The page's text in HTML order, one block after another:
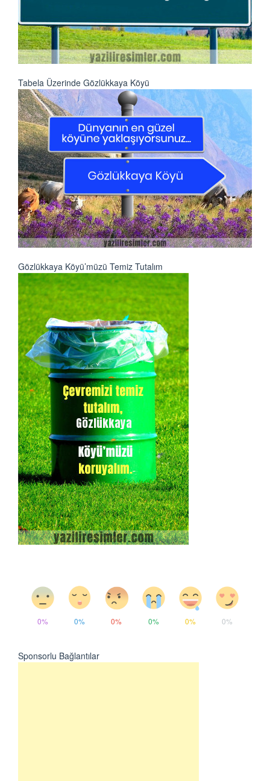
Tabela Üzerinde Gözlükkaya Köyü
Gözlükkaya Köyü’müzü Temiz Tutalım
0% 0% 0% 0% 0% 0%
Sponsorlu Bağlantılar